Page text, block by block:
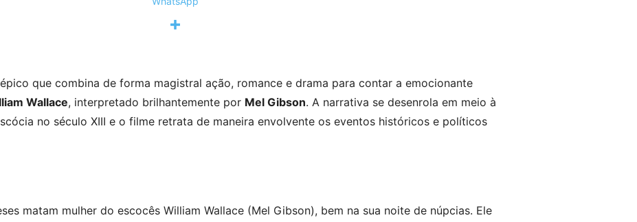
que combina de forma magistral ação, romance e drama para contar a emocionante
Wallace, interpretado brilhantemente por Mel Gibson. A narrativa se desenrola em meio à
no século XIII e o filme retrata de maneira envolvente os eventos históricos e políticos
matam mulher do escocês William Wallace (Mel Gibson), bem na sua noite de núpcias. Ele